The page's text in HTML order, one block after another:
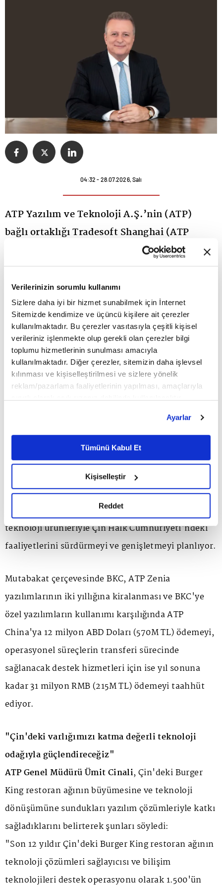
Verilerinizin sorumlu kullanımı
Sizlere daha iyi bir hizmet sunabilmek için İnternet
Sitemizde kendimize ve üçüncü kişilere ait çerezler
kullanılmaktadır. Bu çerezler vasıtasıyla çeşitli kişisel
verileriniz işlenmekte olup gerekli olan çerezler bilgi
toplumu hizmetlerinin sunulması amacıyla
kullanılmaktadır. Diğer çerezler, sitemizin daha işlevsel
kılınması ve kişiselleştirilmesi ve sizlere yönelik
reklam/pazarlama faaliyetlerinin yapılması, amaçlarıyla
belirleyebilirsiniz. Çerezlere ilişkin detaylı bilgi için
Ayarlar butonuna tıklayabilir,Çerez Bilgilendirme
Metnimizi ziyaret edebilirsiniz.
6698 sayılı Kişisel Verilerin Korunması Kanunu uyarınca
okumak ve sitemizi ziyaretiniz kapsamında
gerçekleştirilen veri işleme faaliyetleri ile ilgili daha
detaylı bilgi almak için lütfentıklayınız.
Ayarlar
Tümünü Kabul Et
Kişiselleştir
Reddet
04:32 - 28.07.2026, Salı
ATP Yazılım ve Teknoloji A.Ş.’nin (ATP)
bağlı ortaklığı Tradesoft Shanghai (ATP
China), Burger King China (BKC) ile 2014
yılından bu yana devam eden teknoloji iş
birliğini yeni bir döneme taşıyor. Taraflar
arasında imzalanan mutabakat kapsamında,
Burger King China restoranlarında kullanılan
ATP Zenia yazılım lisanslarının süresi iki yıl
daha uzatılacak. ATP China, yeni dönemde de
ATP Zenia platformu ile BKC’nın teknoloji
tedarikçisi olmayı sürdürecek.
Ayrıca ATP China, BKC için yürüttüğü günlük
operasyonel faaliyetler ile müşteriye özel
geliştirilen yazılım bileşenlerini yıl sonuna kadar
BKC bünyesine aktarmayı hedefliyor. ATP China,
ATP Zenia'nın hızlı servis restoran sektörüne
yönelik çözümleri ve yüksek katma değerli
teknoloji ürünleriyle Çin Halk Cumhuriyeti'ndeki
faaliyetlerini sürdürmeyi ve genişletmeyi planlıyor.
Mutabakat çerçevesinde BKC, ATP Zenia
yazılımlarının iki yıllığına kiralanması ve BKC'ye
özel yazılımların kullanımı karşılığında ATP
China'ya 12 milyon ABD Doları (570M TL) ödemeyi,
operasyonel süreçlerin transferi sürecinde
sağlanacak destek hizmetleri için ise yıl sonuna
kadar 31 milyon RMB (215M TL) ödemeyi taahhüt
ediyor.
"Çin'deki varlığımızı katma değerli teknoloji
odağıyla güçlendireceğiz"
ATP Genel Müdürü Ümit Cinali, Çin'deki Burger
King restoran ağının büyümesine ve teknoloji
dönüşümüne sundukları yazılım çözümleriyle katkı
sağladıklarını belirterek şunları söyledi:
"Son 12 yıldır Çin'deki Burger King restoran ağının
teknoloji çözümleri sağlayıcısı ve bilişim
teknolojileri destek operasyonu olarak 1.500'ün